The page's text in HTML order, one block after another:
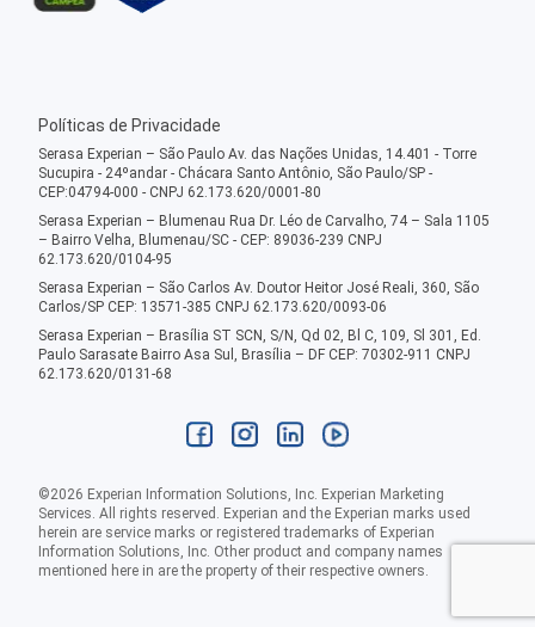
Políticas de Privacidade
Serasa Experian – São Paulo Av. das Nações Unidas, 14.401 - Torre
Sucupira - 24ºandar - Chácara Santo Antônio, São Paulo/SP -
CEP:04794-000 - CNPJ 62.173.620/0001-80
Serasa Experian – Blumenau Rua Dr. Léo de Carvalho, 74 – Sala 1105
– Bairro Velha, Blumenau/SC - CEP: 89036-239 CNPJ
62.173.620/0104-95
Serasa Experian – São Carlos Av. Doutor Heitor José Reali, 360, São
Carlos/SP CEP: 13571-385 CNPJ 62.173.620/0093-06
Serasa Experian – Brasília ST SCN, S/N, Qd 02, Bl C, 109, Sl 301, Ed.
Paulo Sarasate Bairro Asa Sul, Brasília – DF CEP: 70302-911 CNPJ
62.173.620/0131-68
©2026 Experian Information Solutions, Inc. Experian Marketing
Services. All rights reserved. Experian and the Experian marks used
herein are service marks or registered trademarks of Experian
Information Solutions, Inc. Other product and company names
mentioned here in are the property of their respective owners.